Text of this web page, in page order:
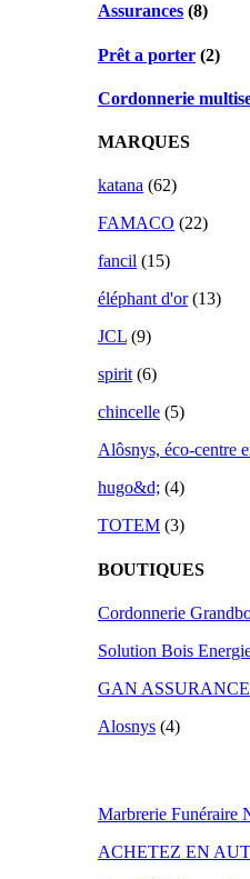
Assurances (8)
Prêt a porter (2)
Cordonnerie
MARQUES
katana (62)
FAMACO (22)
fancil (15)
éléphant d'or(13)
JCL (9)
spirit(6)
chincelle (5)
Alôsnys, éco-centre
hugo&d; (4)
TOTEM (3)
BOUTIQUES
Cordonnerie
Solution Bois
GAN
Alosnys (4)
Marbrerie Funéraire
ACHETEZ EN